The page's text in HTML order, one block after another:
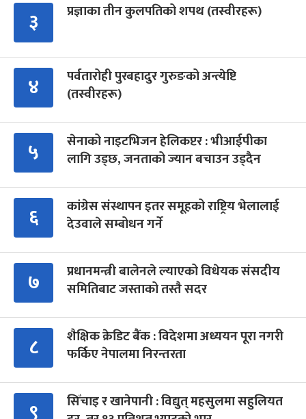
३ प्रज्ञाका तीन कुलपतिको शपथ (तस्वीरहरू)
४
पर्वतारोही पुरबहादुर गुरुङको अन्त्येष्टि
(तस्वीरहरू)
५
सेनाको नाइटभिजन हेलिकप्टर : भीआईपीका
लागि उड्छ, जनताको ज्यान बचाउन उड्दैन
६
कांग्रेस संस्थापन इतर समूहको राष्ट्रिय भेलालाई
देउवाले सम्बोधन गर्ने
७
प्रधानमन्त्री बालेनले ल्याएको विधेयक संसदीय
समितिबाट जस्ताको तस्तै सदर
८
शैक्षिक क्रेडिट बैंक : विदेशमा अध्ययन पूरा नगरी
फर्किए नेपालमा निरन्तरता
सिँचाइ र खानेपानी : विद्युत् महसुलमा सहुलियत